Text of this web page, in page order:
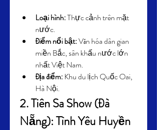
Loại hình: Thực cảnh trên mặt
nước.
Điểm nổi bật: Văn hóa dân gian
miền Bắc, sân khấu nước lớn
nhất Việt Nam.
Địa điểm: Khu du lịch Quốc Oai,
Hà Nội.
2. Tiên Sa Show (Đà
Nẵng): Tình Yêu Huyền